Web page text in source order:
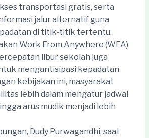
transportasi gratis, serta
jalur alternatif guna
di titik-titik tertentu.
Work From Anywhere (WFA)
libur sekolah juga
mengantisipasi kepadatan
kebijakan ini, masyarakat
lebih dalam mengatur jadwal
arus mudik menjadi lebih
Dudy Purwagandhi, saat